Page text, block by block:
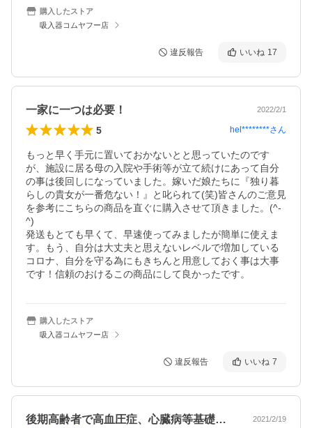
購入したストア
吸入器コムヤフー店
違反報告 いいね 17
一家に一つは必要！ 2022/2/1
5 hel********さん
もっと早く手元に置いておかないとと思っていたのです
が、施設に居る母の入院や手術等が立て続けにあって自分
の事は後回しになっていました。嫁いだ娘たちに『独り暮
らしの貴女が一番危ない！』と叱られて(笑)皆さんのご意見
を参考にこちらの商品を直ぐに購入させて頂きました。(^-
^)
発送もとても早くて、早速使ってみましたが簡単に使えま
す。もう、自分は大丈夫と思えないレベルで増加している
コロナ、自分を守る為にもきちんと用意しておく事は大事
です！信頼のおけるこの商品にして良かったです。
購入したストア
吸入器コムヤフー店
違反報告 いいね 7
後期高齢者で高血圧症、心臓病等基礎疾患… 2021/2/19